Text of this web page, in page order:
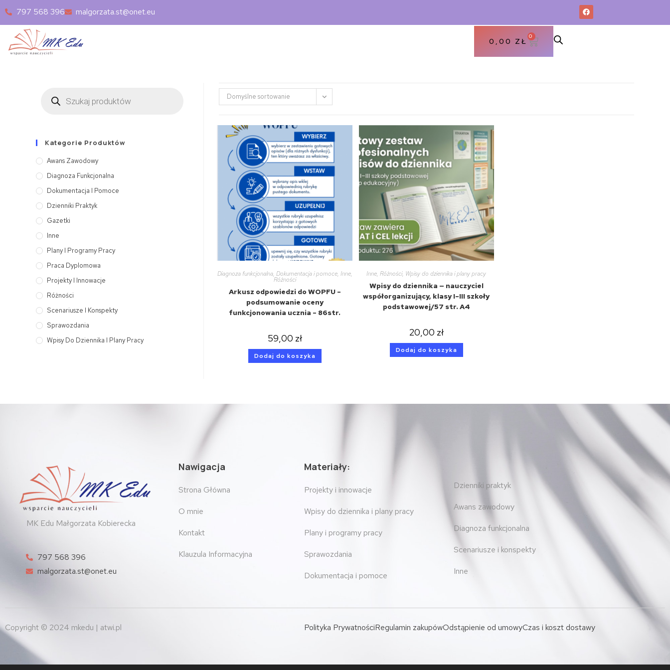
797 568 396 malgorzata.st@onet.eu
0,00 ZŁ
0
Domyślne sortowanie
Diagnoza funkcjonalna, Dokumentacja i pomoce, Inne,
Różności
Arkusz odpowiedzi do WOPFU –
podsumowanie oceny
funkcjonowania ucznia – 86str.
59,00 zł
Dodaj do koszyka
Inne,Różności, Wpisy do dziennika i plany pracy
Wpisy do dziennika — nauczyciel
współorganizujący, klasy I–III szkoły
podstawowej/57 str. A4
20,00 zł
Dodaj do koszyka
Kategorie Produktów
Awans Zawodowy
Diagnoza Funkcjonalna
Dokumentacja I Pomoce
Dzienniki Praktyk
Gazetki
Inne
Plany I Programy Pracy
Praca Dyplomowa
Projekty I Innowacje
Różności
Scenariusze I Konspekty
Sprawozdania
Wpisy Do Dziennika I Plany Pracy
MK Edu Małgorzata Kobierecka
797 568 396
malgorzata.st@onet.eu
Nawigacja
Strona Główna
O mnie
Kontakt
Klauzula Informacyjna
Materiały:
Projekty i innowacje
Wpisy do dziennika i plany pracy
Plany i programy pracy
Sprawozdania
Dokumentacja i pomoce
Dzienniki praktyk
Awans zawodowy
Diagnoza funkcjonalna
Scenariusze i konspekty
Inne
Copyright © 2024 mkedu | atwi.pl Polityka PrywatnościRegulamin zakupówOdstąpienie od umowyCzas i koszt dostawy